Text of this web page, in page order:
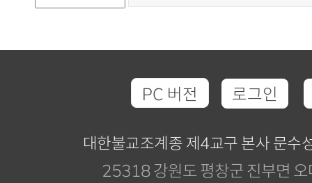
PC 버전 로그인
대한불교조계종 제4교구 본사 문수
25318 강원도 평창군 진부면